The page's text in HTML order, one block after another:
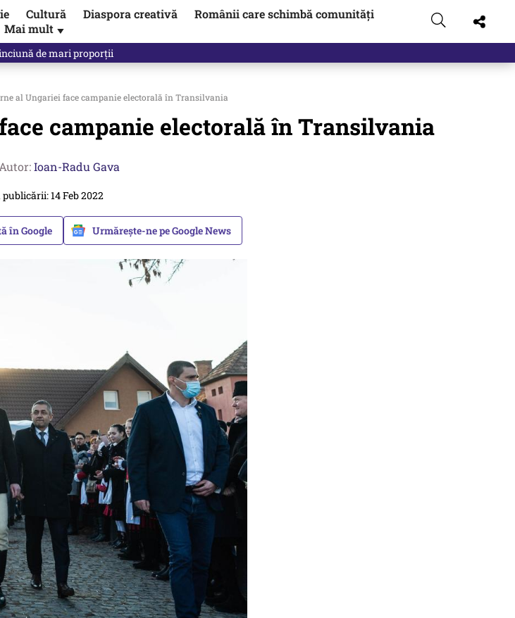
Cultură Diaspora creativă
Românii care schimbă comunități
Mai mult ▼
luate de propriul Guvern. Unde a fost…
al Ungariei face campanie electorală în Transilvania
campanie electorală în Transilvania
Autor:Ioan-Radu Gava
publicării: 14 Feb 2022
în Google Urmărește-ne pe Google News